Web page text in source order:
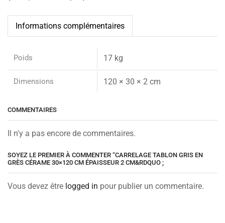
Informations complémentaires
Poids 17 kg
Dimensions 120 × 30 × 2 cm
COMMENTAIRES
Il n'y a pas encore de commentaires.
SOYEZ LE PREMIER À COMMENTER “CARRELAGE TABLON GRIS EN
GRÈS CÉRAME 30×120 CM ÉPAISSEUR 2 CM&RDQUO ;
Vous devez être logged in pour publier un commentaire.